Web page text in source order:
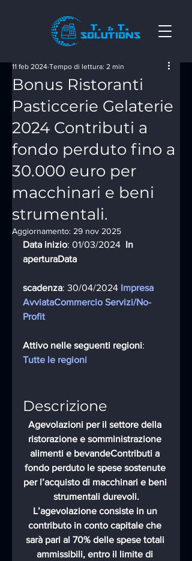
Bonus Ristoranti
Pasticcerie Gelaterie
2024 Contributi a
fondo perduto fino a
30.000 euro per
macchinari e beni
strumentali.
11 feb 2024 Tempo di lettura: 2 min
Aggiornamento: 29 nov 2025
Data inizio: 01/03/2024 In
aperturaData
scadenza: 30/04/2024 Impresa
AvviataCommercio Servizi/No-
Profit
Attivo nelle seguenti regioni:
Tutte le regioni
Descrizione
Agevolazioni per il settore della
ristorazione e somministrazione
alimenti e bevandeContributi a
fondo perduto le spese sostenute
per l’acquisto di macchinari e beni
strumentali durevoli.
L’agevolazione consiste in un
contributo in conto capitale che
sarà pari al 70% delle spese totali
ammissibili, entro il limite di